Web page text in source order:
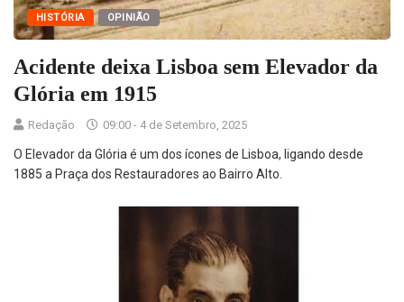
HISTÓRIA OPINIÃO
Acidente deixa Lisboa sem Elevador da
Glória em 1915
Redação 09:00 - 4 de Setembro, 2025
O Elevador da Glória é um dos ícones de Lisboa, ligando desde
1885 a Praça dos Restauradores ao Bairro Alto.